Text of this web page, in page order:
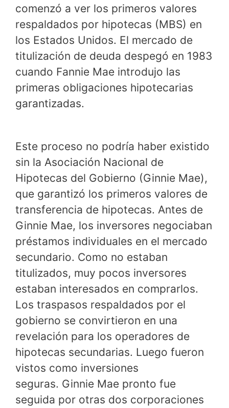
comenzó a ver los primeros valores
respaldados por hipotecas (MBS) en
los Estados Unidos. El mercado de
titulización de deuda despegó en 1983
cuando Fannie Mae introdujo las
primeras obligaciones hipotecarias
garantizadas.
Este proceso no podría haber existido
sin la Asociación Nacional de
Hipotecas del Gobierno (Ginnie Mae),
que garantizó los primeros valores de
transferencia de hipotecas. Antes de
Ginnie Mae, los inversores negociaban
préstamos individuales en el mercado
secundario. Como no estaban
titulizados, muy pocos inversores
estaban interesados ​​en comprarlos.
Los traspasos respaldados por el
gobierno se convirtieron en una
revelación para los operadores de
hipotecas secundarias. Luego fueron
vistos como inversiones
seguras. Ginnie Mae pronto fue
seguida por otras dos corporaciones